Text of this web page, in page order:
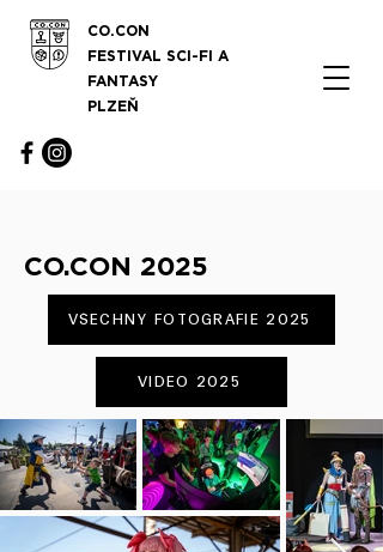
CO.CON
FESTIVAL SCI-FI A
FANTASY
PLZEŇ
CO.CON 2025
VŠECHNY FOTOGRAFIE 2025
VIDEO 2025